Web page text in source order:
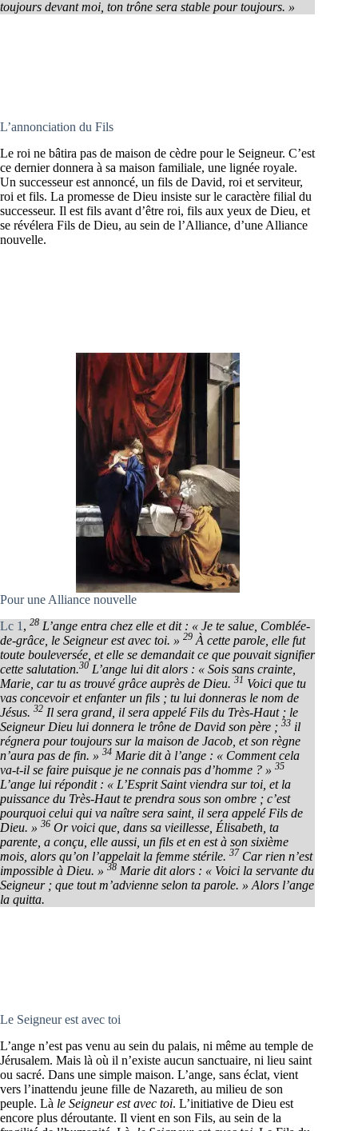
toujours devant moi, ton trône sera stable pour toujours. »
L’annonciation du Fils
Le roi ne bâtira pas de maison de cèdre pour le Seigneur. C’est
ce dernier donnera à sa maison familiale, une lignée royale.
Un successeur est annoncé, un fils de David, roi et serviteur,
roi et fils. La promesse de Dieu insiste sur le caractère filial du
successeur. Il est fils avant d’être roi, fils aux yeux de Dieu, et
se révélera Fils de Dieu, au sein de l’Alliance, d’une Alliance
nouvelle.
Pour une Alliance nouvelle
Lc 1 , 28 L’ange entra chez elle et dit : « Je te salue, Comblée-
de-grâce, le Seigneur est avec toi. » 29 À cette parole, elle fut
toute bouleversée, et elle se demandait ce que pouvait signifier
cette salutation.30 L’ange lui dit alors : « Sois sans crainte,
Marie, car tu as trouvé grâce auprès de Dieu. 31 Voici que tu
vas concevoir et enfanter un fils ; tu lui donneras le nom de
Jésus. 32 Il sera grand, il sera appelé Fils du Très-Haut ; le
Seigneur Dieu lui donnera le trône de David son père ; 33 il
régnera pour toujours sur la maison de Jacob, et son règne
n’aura pas de fin. » 34 Marie dit à l’ange : « Comment cela
va-t-il se faire puisque je ne connais pas d’homme ? » 35
L’ange lui répondit : « L’Esprit Saint viendra sur toi, et la
puissance du Très-Haut te prendra sous son ombre ; c’est
pourquoi celui qui va naître sera saint, il sera appelé Fils de
Dieu. » 36 Or voici que, dans sa vieillesse, Élisabeth, ta
parente, a conçu, elle aussi, un fils et en est à son sixième
mois, alors qu’on l’appelait la femme stérile. 37 Car rien n’est
impossible à Dieu. » 38 Marie dit alors : « Voici la servante du
Seigneur ; que tout m’advienne selon ta parole. » Alors l’ange
la quitta.
Le Seigneur est avec toi
L’ange n’est pas venu au sein du palais, ni même au temple de
Jérusalem. Mais là où il n’existe aucun sanctuaire, ni lieu saint
ou sacré. Dans une simple maison. L’ange, sans éclat, vient
vers l’inattendu jeune fille de Nazareth, au milieu de son
peuple. Là le Seigneur est avec toi. L’initiative de Dieu est
encore plus déroutante. Il vient en son Fils, au sein de la